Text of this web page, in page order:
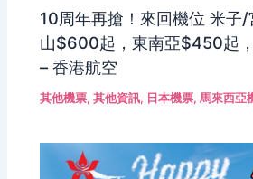
10周年再搶！來回機位 米子
山$600起，東南亞$450起
– 香港航空
其他機票,其他資訊, 日本機票,馬來西亞